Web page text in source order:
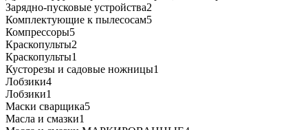
Зарядно-пусковые устройства2
Комплектующие к пылесосам5
Компрессоры5
Краскопульты2
Краскопульты1
Кусторезы и садовые ножницы1
Лобзики4
Лобзики1
Маски сварщика5
Масла и смазки1